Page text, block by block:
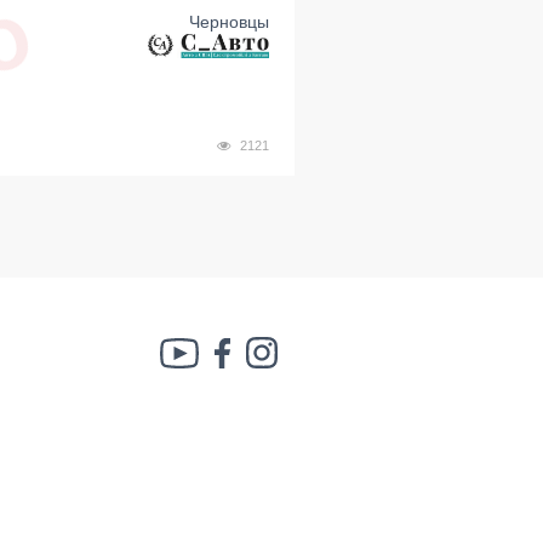
Черновцы
2121